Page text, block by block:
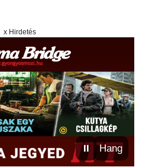
x Hirdetés
⏸ Hang